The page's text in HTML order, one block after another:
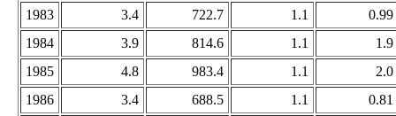
1983
3.4 722.7 1.1
0.99
1984
3.9 814.6 1.1
1.9
1985
4.8 983.4 1.1
2.0
1986
3.4 688.5 1.1
0.81